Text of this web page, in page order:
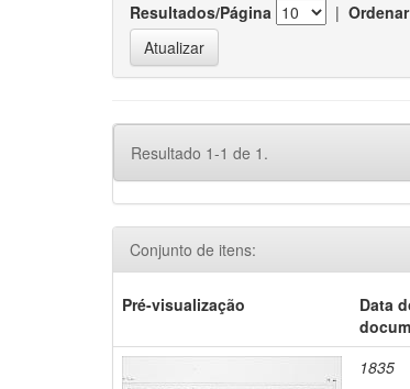
Resultados/Página |
Resultado 1-1 de 1.
Conjunto de itens:
Pré-visualização
Data
1835